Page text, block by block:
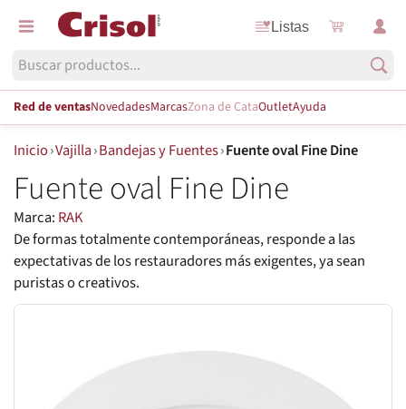
Listas
Red de ventasNovedadesMarcasZona de CataOutletAyuda
Inicio›Vajilla›Bandejas y Fuentes›Fuente oval Fine Dine
Fuente oval Fine Dine
Marca: RAK
De formas totalmente contemporáneas, responde a las
expectativas de los restauradores más exigentes, ya sean
puristas o creativos.